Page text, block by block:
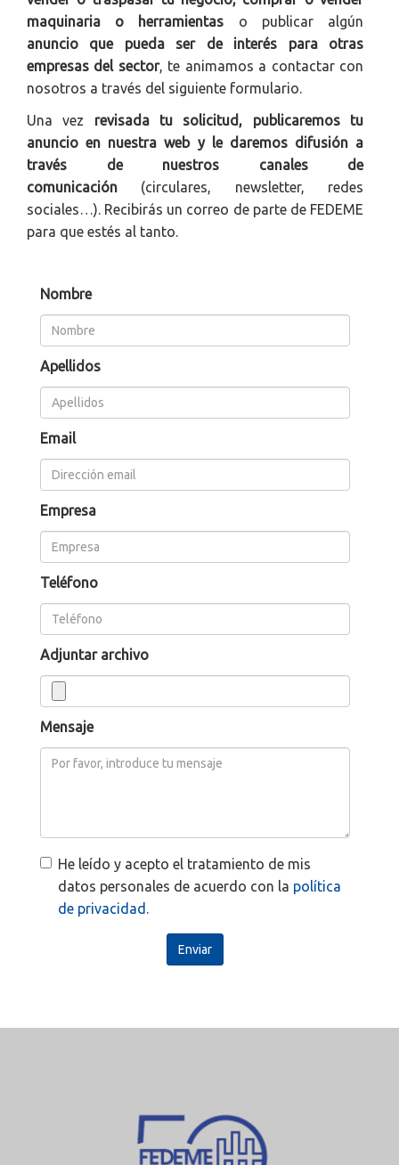
maquinaria o herramientas o publicar algún
anuncio que pueda ser de interés para otras
empresas del sector, te animamos a contactar con
nosotros a través del siguiente formulario.
Una vez revisada tu solicitud, publicaremos tu
anuncio en nuestra web y le daremos difusión a
través de nuestros canales de
comunicación (circulares, newsletter, redes
sociales…). Recibirás un correo de parte de FEDEME
para que estés al tanto.
Nombre
Apellidos
Email
Empresa
Teléfono
Adjuntar archivo
Mensaje
He leído y acepto el tratamiento de mis
datos personales de acuerdo con la política
de privacidad.
Enviar